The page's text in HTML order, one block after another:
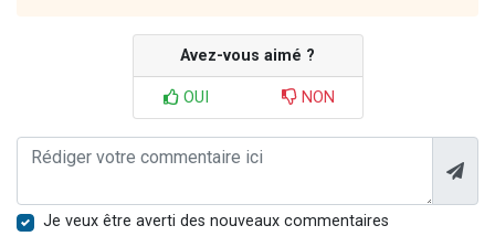
Avez-vous aimé ?
OUI NON
Je veux être averti des nouveaux commentaires